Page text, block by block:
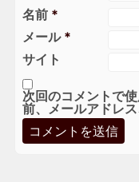
名前 *
メール *
サイト
次回のコメントで
前、メールアドレス